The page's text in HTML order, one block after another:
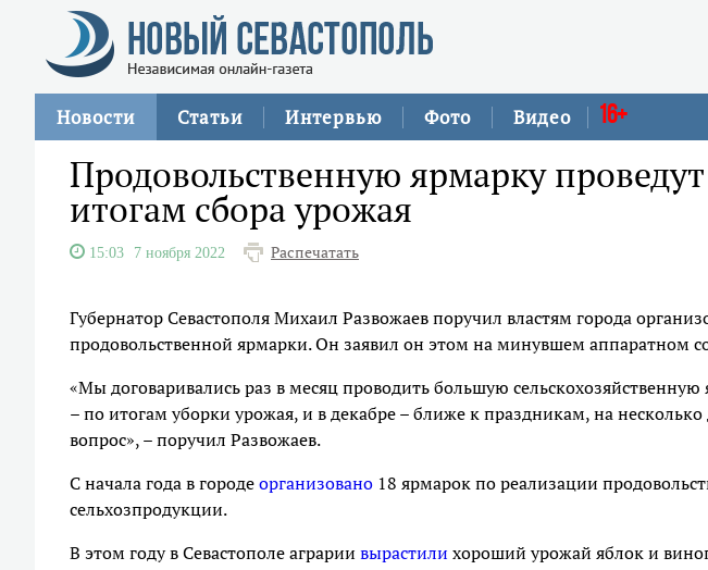
Новости Статьи Интервью Фото Видео 16+
Продовольственную ярмарку
итогам сбора урожая
15:03 7 ноября 2022 Распечатать
Губернатор Севастополя Михаил Развожаев поручил властям города
продовольственной ярмарки. Он заявил он этом на минувшем аппаратном
«Мы договаривались раз в месяц проводить большую
– по итогам уборки урожая, и в декабре – ближе к праздникам, на
вопрос», – поручил Развожаев.
С начала года в городеорганизовано 18 ярмарок по реализации
сельхозпродукции.
В этом году в Севастополе аграрии вырастили хороший урожай яблок и